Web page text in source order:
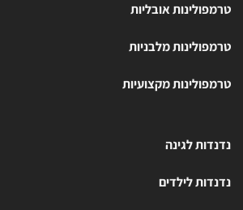
טרמפולינות אובליות
טרמפולינות מלבניות
טרמפולינות מקצועיות
נדנדות לגינה
נדנדות לילדים